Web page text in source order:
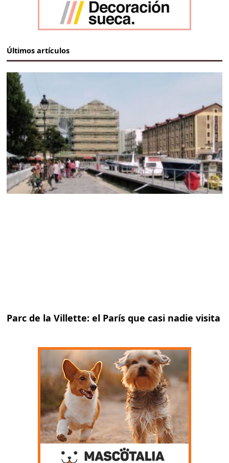
Últimos artículos
Parc de la Villette: el París que casi nadie visita